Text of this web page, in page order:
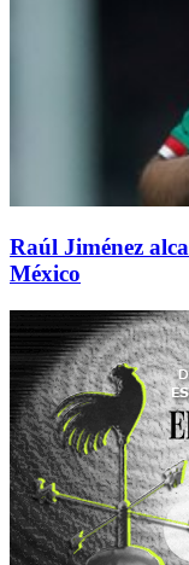
Raúl Jiménez
México